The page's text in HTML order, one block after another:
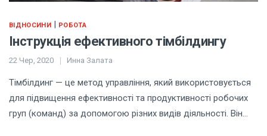
ВІДНОСИНИ РОБОТА
Інструкція ефективного тімбілдингу
22 Чер, 2020 Инна Залата
Тімбілдинг — це метод управління, який використовується
для підвищення ефективності та продуктивності робочих
груп (команд) за допомогою різних видів діяльності. Він…